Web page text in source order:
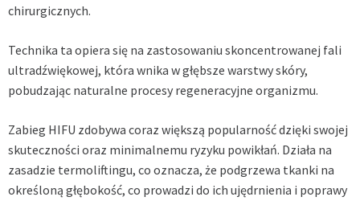
chirurgicznych.
Technika ta opiera się na zastosowaniu skoncentrowanej fali
ultradźwiękowej, która wnika w głębsze warstwy skóry,
pobudzając naturalne procesy regeneracyjne organizmu.
Zabieg HIFU zdobywa coraz większą popularność dzięki swojej
skuteczności oraz minimalnemu ryzyku powikłań. Działa na
zasadzie termoliftingu, co oznacza, że podgrzewa tkanki na
określoną głębokość, co prowadzi do ich ujędrnienia i poprawy